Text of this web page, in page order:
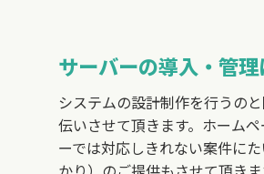
サーバーの導入・管
システムの設計制作を行うの
伝いさせて頂きます。ホーム
ーでは対応しきれない案件に